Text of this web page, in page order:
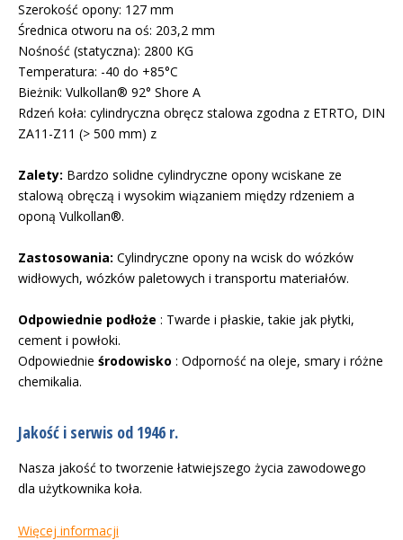
Szerokość opony: 127 mm
Średnica otworu na oś: 203,2 mm
Nośność (statyczna): 2800 KG
Temperatura: -40 do +85°C
Bieżnik: Vulkollan® 92° Shore A
Rdzeń koła: cylindryczna obręcz stalowa zgodna z ETRTO, DIN
ZA11-Z11 (> 500 mm) z
Zalety: Bardzo solidne cylindryczne opony wciskane ze
stalową obręczą i wysokim wiązaniem między rdzeniem a
oponą Vulkollan®.
Zastosowania: Cylindryczne opony na wcisk do wózków
widłowych, wózków paletowych i transportu materiałów.
Odpowiednie podłoże : Twarde i płaskie, takie jak płytki,
cement i powłoki.
Odpowiednie środowisko : Odporność na oleje, smary i różne
chemikalia.
Jakość i serwis od 1946 r.
Nasza jakość to tworzenie łatwiejszego życia zawodowego
dla użytkownika koła.
Więcej informacji